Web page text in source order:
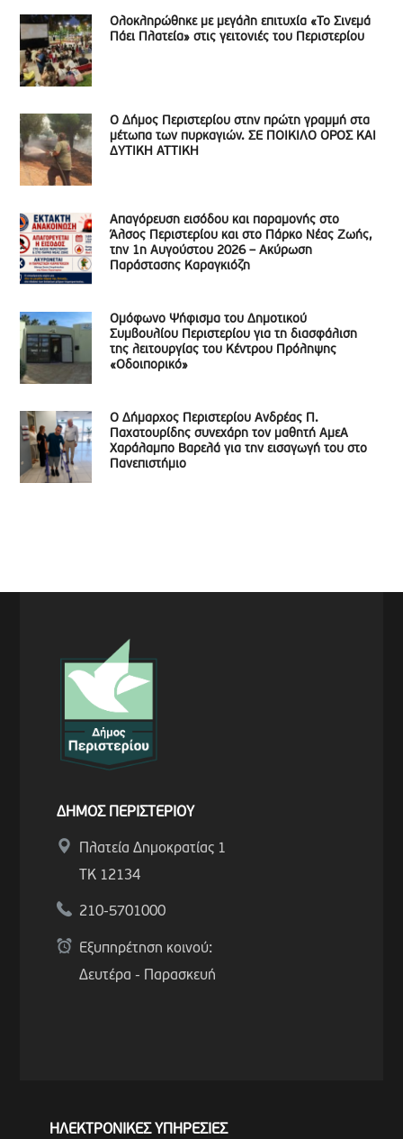
Ολοκληρώθηκε με μεγάλη επιτυχία «Το Σινεμά
Πάει Πλατεία» στις γειτονιές του Περιστερίου
Ο Δήμος Περιστερίου στην πρώτη γραμμή στα
μέτωπα των πυρκαγιών. ΣΕ ΠΟΙΚΙΛΟ ΟΡΟΣ ΚΑΙ
ΔΥΤΙΚΗ ΑΤΤΙΚΗ
Απαγόρευση εισόδου και παραμονής στο
Άλσος Περιστερίου και στο Πάρκο Νέας Ζωής,
την 1η Αυγούστου 2026 – Ακύρωση
Παράστασης Καραγκιόζη
Ομόφωνο Ψήφισμα του Δημοτικού
Συμβουλίου Περιστερίου για τη διασφάλιση
της λειτουργίας του Κέντρου Πρόληψης
«Οδοιπορικό»
Ο Δήμαρχος Περιστερίου Ανδρέας Π.
Παχατουρίδης συνεχάρη τον μαθητή ΑμεΑ
Χαράλαμπο Βαρελά για την εισαγωγή του στο
Πανεπιστήμιο
ΔΗΜΟΣ ΠΕΡΙΣΤΕΡΙΟΥ
Πλατεία Δημοκρατίας 1
ΤΚ 12134
210-5701000
Εξυπηρέτηση κοινού:
Δευτέρα - Παρασκευή
ΗΛΕΚΤΡΟΝΙΚΕΣ ΥΠΗΡΕΣΙΕΣ